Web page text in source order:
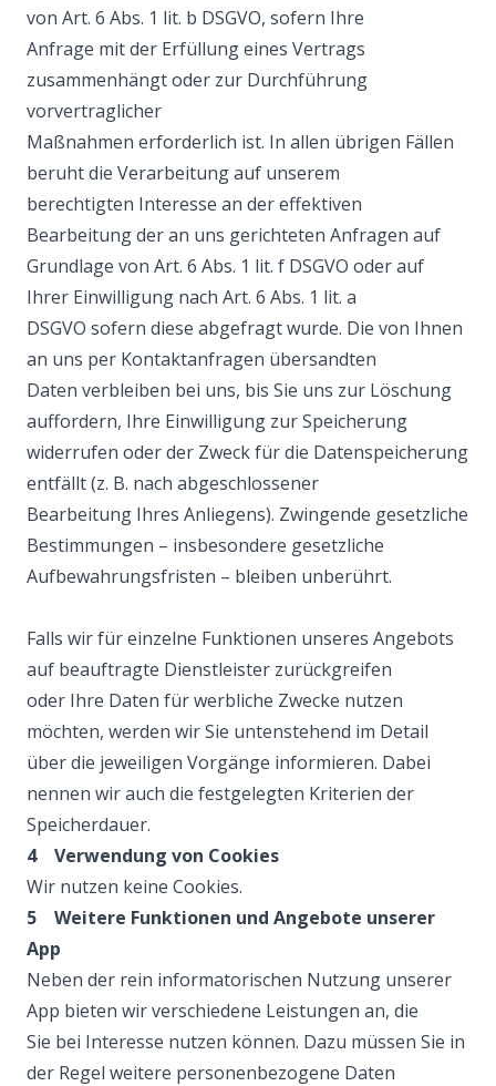
von Art. 6 Abs. 1 lit. b DSGVO, sofern Ihre
Anfrage mit der Erfüllung eines Vertrags
zusammenhängt oder zur Durchführung
vorvertraglicher
Maßnahmen erforderlich ist. In allen übrigen Fällen
beruht die Verarbeitung auf unserem
berechtigten Interesse an der effektiven
Bearbeitung der an uns gerichteten Anfragen auf
Grundlage von Art. 6 Abs. 1 lit. f DSGVO oder auf
Ihrer Einwilligung nach Art. 6 Abs. 1 lit. a
DSGVO sofern diese abgefragt wurde. Die von Ihnen
an uns per Kontaktanfragen übersandten
Daten verbleiben bei uns, bis Sie uns zur Löschung
auffordern, Ihre Einwilligung zur Speicherung
widerrufen oder der Zweck für die Datenspeicherung
entfällt (z. B. nach abgeschlossener
Bearbeitung Ihres Anliegens). Zwingende gesetzliche
Bestimmungen – insbesondere gesetzliche
Aufbewahrungsfristen – bleiben unberührt.
Falls wir für einzelne Funktionen unseres Angebots
auf beauftragte Dienstleister zurückgreifen
oder Ihre Daten für werbliche Zwecke nutzen
möchten, werden wir Sie untenstehend im Detail
über die jeweiligen Vorgänge informieren. Dabei
nennen wir auch die festgelegten Kriterien der
Speicherdauer.
4 Verwendung von Cookies
Wir nutzen keine Cookies.
5 Weitere Funktionen und Angebote unserer
App
Neben der rein informatorischen Nutzung unserer
App bieten wir verschiedene Leistungen an, die
Sie bei Interesse nutzen können. Dazu müssen Sie in
der Regel weitere personenbezogene Daten